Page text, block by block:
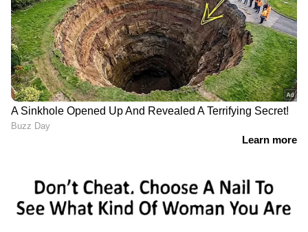
17 വർഷമായി മാധ്യമപ്രവർത്തനരം​ഗത്ത് ജോലി.
വിവിധ ഓൺലൈൻ മീഡിയകളിലും മാ​ഗസിനുകളിലും
ജോലി ചെയ്തു. 2018 ൽ ഏഷ്യാനെറ്റ് ന്യൂസ്
ഓൺലൈനിൽ ജോയിൻ ചെയ്തു. ഇപ്പോൾ സീനിയർ
സബ് എ‍ഡിറ്റർ
കൊൽക്കത്ത
Published :May 08 2026, 04:59 PM IST
Follow Us